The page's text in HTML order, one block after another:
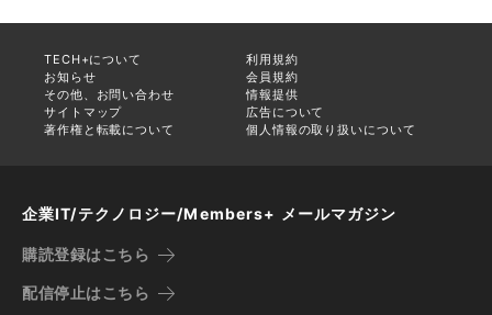
TECH+について
利用規約
お知らせ
会員規約
その他、お問い合わせ
情報提供
サイトマップ
広告について
著作権と転載について
個人情報の取り扱いについて
企業IT/テクノロジー/Members+ メールマガジン
購読登録はこちら
配信停止はこちら